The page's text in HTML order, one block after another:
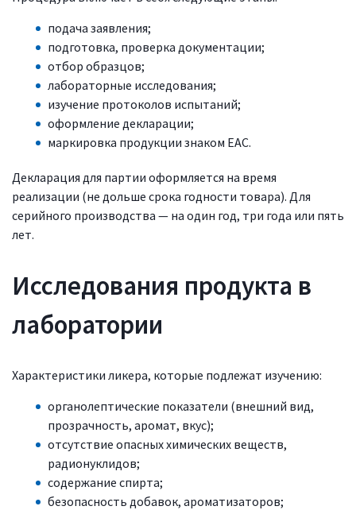
подача заявления;
подготовка, проверка документации;
отбор образцов;
лабораторные исследования;
изучение протоколов испытаний;
оформление декларации;
маркировка продукции знаком ЕАС.
Декларация для партии оформляется на время
реализации (не дольше срока годности товара). Для
серийного производства — на один год, три года или пять
лет.
Исследования продукта в
лаборатории
Характеристики ликера, которые подлежат изучению:
органолептические показатели (внешний вид,
прозрачность, аромат, вкус);
отсутствие опасных химических веществ,
радионуклидов;
содержание спирта;
безопасность добавок, ароматизаторов;